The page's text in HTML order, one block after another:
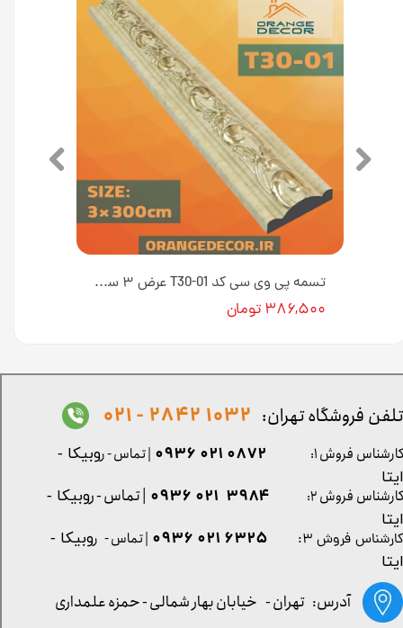
تسمه پی وی سی کد T30-01 عرض ۳ سانت [انبار تهران]
۳۸۶,۵۰۰ تومان
کارشناس فروش ۳: ۶۳۲۵ ۰۲۱ ۰۹۳۶ | تماس - روبیکا -
ایتا
آدرس: تهران - خیابان بهار شمالی - حمزه علمداری
تلفن فروشگاه تهران: 1032 2842 - 021
کارشناس فروش ۱: 0872 021 0936 | تماس - روبیکا -
ایتا
کارشناس فروش ۲:
۳۹۸۴ ۰۲۱ ۰۹۳۶ | تماس - روبیکا -
ایتا